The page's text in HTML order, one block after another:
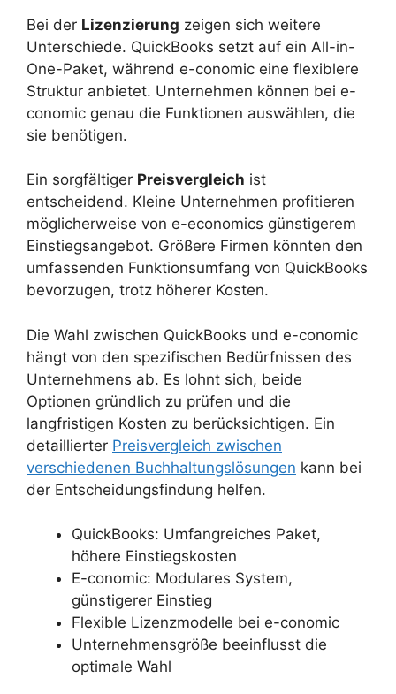
Bei der Lizenzierung zeigen sich weitere
Unterschiede. QuickBooks setzt auf ein All-in-
One-Paket, während e-conomic eine flexiblere
Struktur anbietet. Unternehmen können bei e-
conomic genau die Funktionen auswählen, die
sie benötigen.
Ein sorgfältiger Preisvergleich ist
entscheidend. Kleine Unternehmen profitieren
möglicherweise von e-economics günstigerem
Einstiegsangebot. Größere Firmen könnten den
umfassenden Funktionsumfang von QuickBooks
bevorzugen, trotz höherer Kosten.
Die Wahl zwischen QuickBooks und e-conomic
hängt von den spezifischen Bedürfnissen des
Unternehmens ab. Es lohnt sich, beide
Optionen gründlich zu prüfen und die
langfristigen Kosten zu berücksichtigen. Ein
detaillierter Preisvergleich zwischen
verschiedenen Buchhaltungslösungen kann bei
der Entscheidungsfindung helfen.
QuickBooks: Umfangreiches Paket,
höhere Einstiegskosten
E-conomic: Modulares System,
günstigerer Einstieg
Flexible Lizenzmodelle bei e-conomic
Unternehmensgröße beeinflusst die
optimale Wahl